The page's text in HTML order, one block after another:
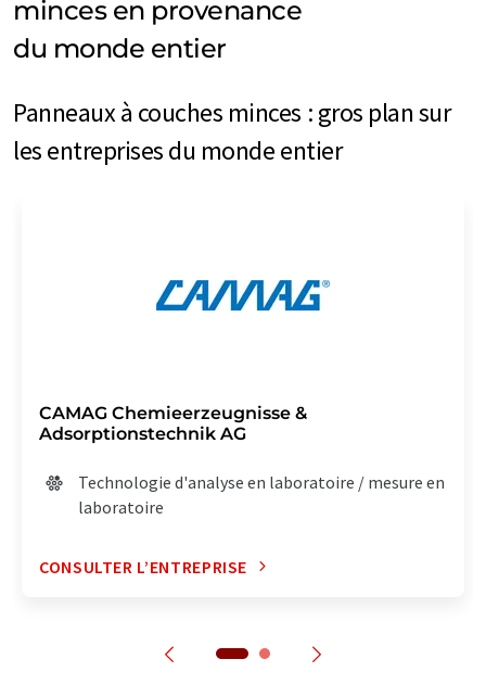
minces en provenance
du monde entier
Panneaux à couches minces : gros plan sur
les entreprises du monde entier
CAMAG Chemieerzeugnisse &
Adsorptionstechnik AG
Technologie d'analyse en laboratoire / mesure en
laboratoire
CONSULTER L’ENTREPRISE